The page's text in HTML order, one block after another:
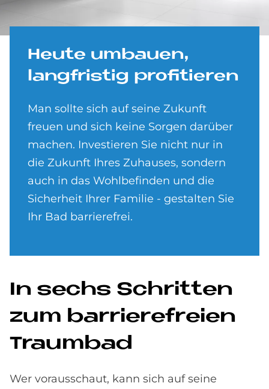
Heu­te um­bau­en,
lang­fri­stig pro­fi­tie­ren
Man sollte sich auf seine Zukunft
freuen und sich keine Sorgen darüber
machen. Investieren Sie nicht nur in
die Zukunft Ihres Zuhauses, sondern
auch in das Wohlbefinden und die
Sicherheit Ihrer Familie - gestalten Sie
Ihr Bad barrierefrei.
In sechs Schrit­ten
zum bar­rie­re­frei­en
Traum­bad
Wer vorausschaut, kann sich auf seine